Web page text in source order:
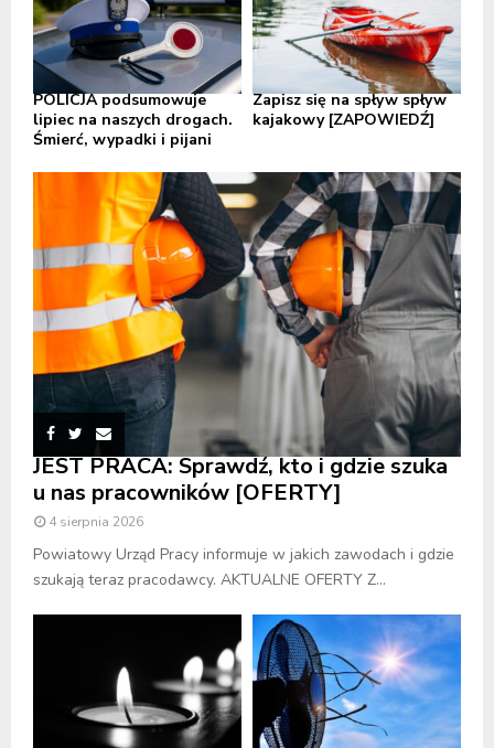
POLICJA podsumowuje
lipiec na naszych drogach.
Śmierć, wypadki i pijani
Zapisz się na spływ spływ
kajakowy [ZAPOWIEDŹ]
JEST PRACA: Sprawdź, kto i gdzie szuka
u nas pracowników [OFERTY]
4 sierpnia 2026
Powiatowy Urząd Pracy informuje w jakich zawodach i gdzie
szukają teraz pracodawcy. AKTUALNE OFERTY Z...